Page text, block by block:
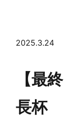
2025.3.24
【最
長杯